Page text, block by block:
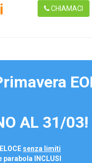
CHIAMACI
AL 31/03!
senza limiti
parabola INCLUSI